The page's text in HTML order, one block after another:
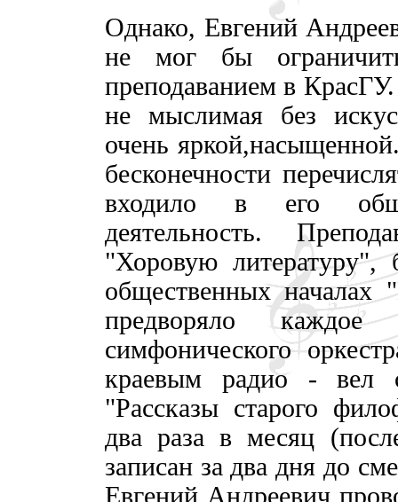
Однако, Евгений
не мог бы
преподаванием в
не мыслимая без
очень
бесконечности
входило в его
деятельность.
"Хоровую
общественных началах
предворяло каждое
симфонического
краевым радио - вел
"Рассказы старого
два раза в месяц
записан за два дня до
Евгений Андреевич